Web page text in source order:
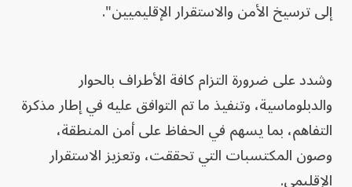
إلى ترسيخ الأمن والاستقرار الإقليميين".
وشدد على ضرورة التزام كافة الأطراف بالحوار
والدبلوماسية، وتنفيذ ما تم التوافق عليه في إطار مذكرة
التفاهم، بما يسهم في الحفاظ على أمن المنطقة،
وصون المكتسبات التي تحققت، وتعزيز الاستقرار
الإقليمي.